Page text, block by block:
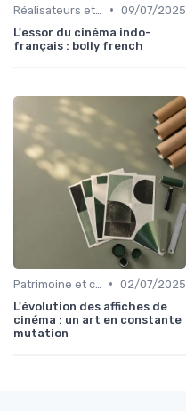
• 09/07/2025
L'essor du cinéma indo-
français : bolly french
• 02/07/2025
L'évolution des affiches de
cinéma : un art en constante
mutation